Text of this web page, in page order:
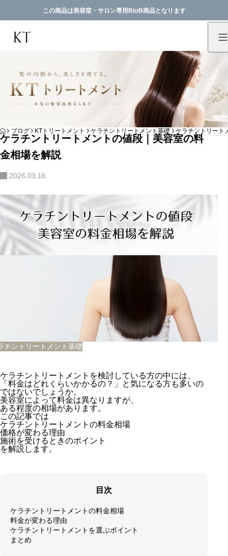
この商品は美容室・サロン専用BtoB商品となります
HOME
ブログ KTトリートメント ケラチントリートメント基礎 ケラチントリート
ケラチントリートメントの値段｜美容室の料
金相場を解説
2026.03.16
チントリートメント基礎
ケラチントリートメントを検討している方の中には、
「料金はどれくらいかかるの？」と気になる方も多いの
ではないでしょうか。
美容室によって料金は異なりますが、
ある程度の相場があります。
この記事では
ケラチントリートメントの料金相場
価格が変わる理由
施術を受けるときのポイント
を解説します。
目次
ケラチントリートメントの料金相場
料金が変わる理由
ケラチントリートメントを選ぶポイント
まとめ